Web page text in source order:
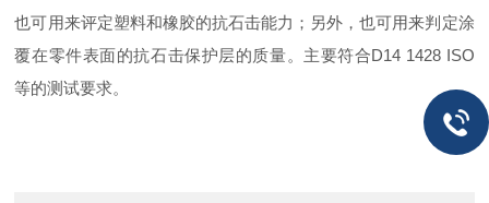
也可用来评定塑料和橡胶的抗石击能力；另外，也可用来判定涂
覆在零件表面的抗石击保护层的质量。主要符合D14 1428 ISO
等的测试要求。